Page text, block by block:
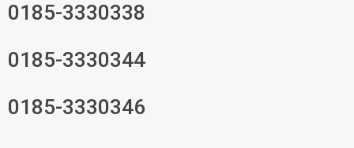
0185-3330338
0185-3330344
0185-3330346